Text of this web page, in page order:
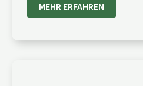
MEHR ERFAHREN